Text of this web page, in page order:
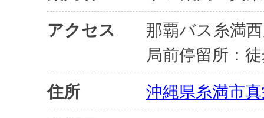
アクセス
那覇バス糸満
局前停留所：
住所
沖縄県糸満市